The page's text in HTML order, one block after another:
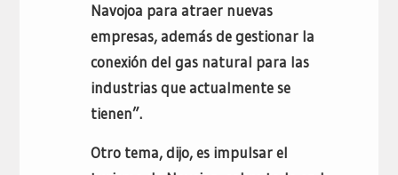
Navojoa para atraer nuevas
empresas, además de gestionar la
conexión del gas natural para las
industrias que actualmente se
tienen”.
Otro tema, dijo, es impulsar el